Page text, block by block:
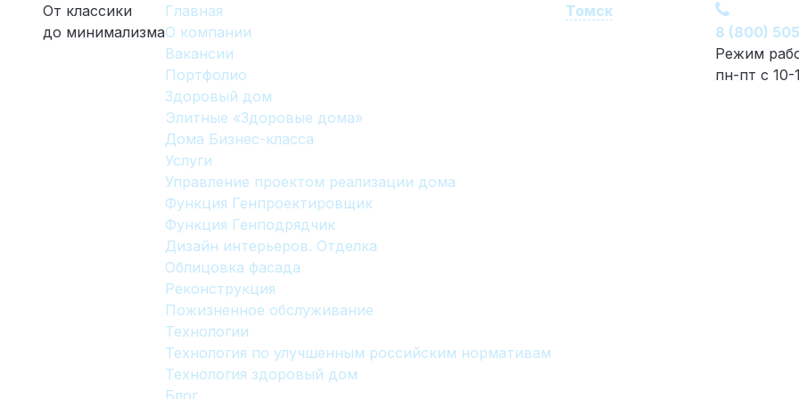
От классики
до минимализма
Главная
О компании
Вакансии
Портфолио
Здоровый дом
Элитные «Здоровые дома»
Дома Бизнес-класса
Услуги
Управление проектом реализации дома
Функция Генпроектировщик
Функция Генподрядчик
Дизайн интерьеров. Отделка
Облицовка фасада
Реконструкция
Пожизненное обслуживание
Технологии
Технология по улучшенным российским нормативам
Технология здоровый дом
Блог
Томск
8 (800)
Режим
пн-пт с 10-